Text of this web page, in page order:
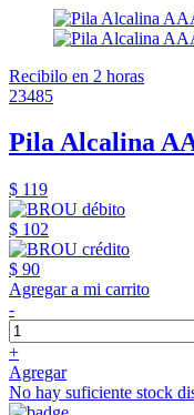
Recibilo en 2 horas
23485
Pila Alcalina
$ 119
$ 102
$ 90
Agregar a mi carrito
-
+
Agregar
No hay suficiente stock